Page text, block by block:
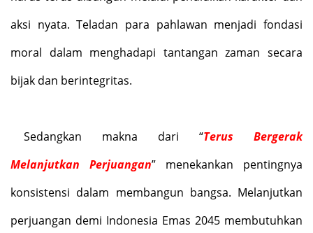
aksi nyata. Teladan para pahlawan menjadi fondasi
moral dalam menghadapi tantangan zaman secara
bijak dan berintegritas.
Sedangkan makna dari “Terus Bergerak
Melanjutkan Perjuangan” menekankan pentingnya
konsistensi dalam membangun bangsa. Melanjutkan
perjuangan demi Indonesia Emas 2045 membutuhkan